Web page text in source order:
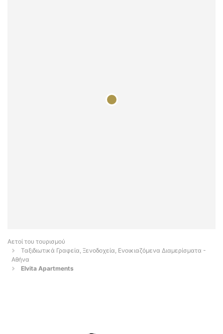
Αετοί του τουρισμού
Ταξιδιωτικά Γραφεία, Ξενοδοχεία, Ενοικιαζόμενα Διαμερίσματα -
Αθήνα
Elvita Apartments